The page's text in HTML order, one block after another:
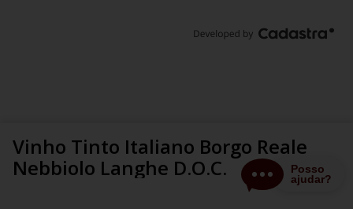
Vinho Tinto Italiano Borgo Reale
Nebbiolo Langhe D.O.C.